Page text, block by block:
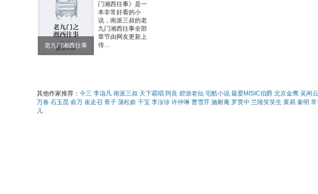
老九门湘西往事
门湘西往事》是一
本非常好看的小
说，南派三叔的老
九门湘西往事全部
章节由网友更新上
传…
其他作家推荐： 仐三 李诣凡 南派三叔 天下霸唱 阿良 碧游老仙 宅酷小说 最爱MISIC伯爵 北京金鹰 吴闲云
万春 石玉昆 俞万 崔走召 青子 蒲松龄 干宝 李汝珍 许仲琳 曹雪芹 施耐庵 罗贯中 兰陵笑笑生 黄易 秦明 常
儿